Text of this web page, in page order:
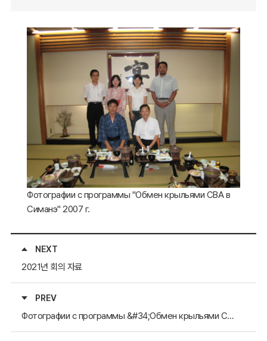
Фотографии с программы "Обмен крыльями СВА в
Симанэ" 2007 г.
NEXT
2021년 회의 자료
PREV
Фотографии с программы &#34;Обмен крыльями СВА в Симанэ&#34; 2006 г._2